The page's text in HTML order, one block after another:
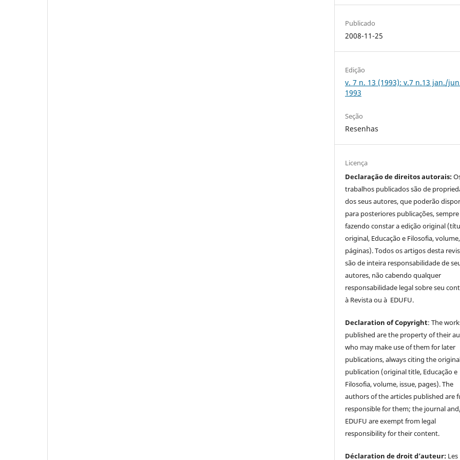
Publicado
2008-11-25
Edição
v. 7 n. 13 (1993): v.7 n.13 jan./
1993
Seção
Resenhas
Licença
Declaração de direitos autorais:
trabalhos publicados são de
dos seus autores, que poderão
para posteriores publicações, sempre
fazendo constar a edição original
original, Educação e Filosofia,
páginas). Todos os artigos desta
são de inteira responsabilidade de
autores, não cabendo qualquer
responsabilidade legal sobre seu
à Revista ou à EDUFU.
Declaration of Copyright: The
published are the property of their
who may make use of them for later
publications, always citing the
publication (original title, Educação e
Filosofia, volume, issue, pages). The
authors of the articles published are
responsible for them; the journal
EDUFU are exempt from legal
responsibility for their content.
Déclaration de droit d’auteur: Les